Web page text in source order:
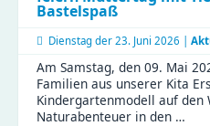
Bastelspaß
Dienstag der 23. Juni 2026 |
Am Samstag, den 09. Mai
Familien aus unserer Kita
Kindergartenmodell auf den
Naturabenteuer in den …